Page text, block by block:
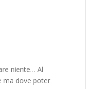
niente… Al
ma dove poter